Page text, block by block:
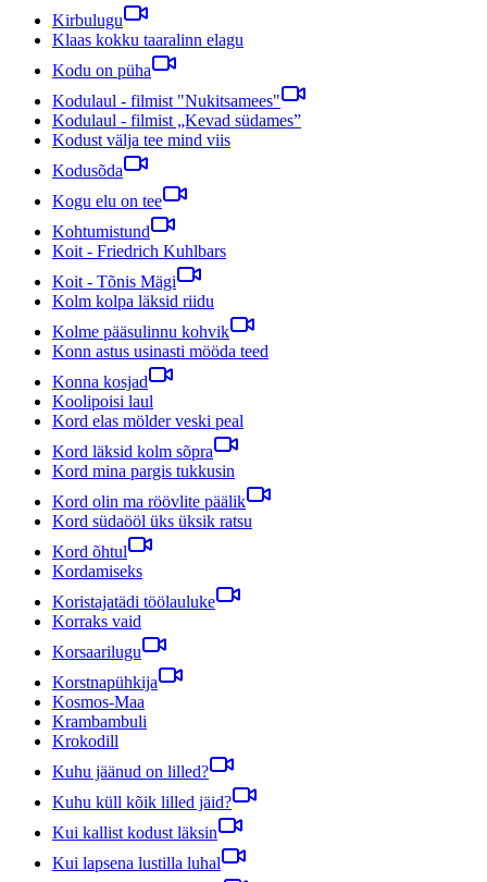
Kirbulugu
Klaas kokku taaralinn elagu
Kodu on püha
Kodulaul - filmist "Nukitsamees"
Kodulaul - filmist „Kevad südames”
Kodust välja tee mind viis
Kodusõda
Kogu elu on tee
Kohtumistund
Koit - Friedrich Kuhlbars
Koit - Tõnis Mägi
Kolm kolpa läksid riidu
Kolme pääsulinnu kohvik
Konn astus usinasti mööda teed
Konna kosjad
Koolipoisi laul
Kord elas mölder veski peal
Kord läksid kolm sõpra
Kord mina pargis tukkusin
Kord olin ma röövlite päälik
Kord südaööl üks üksik ratsu
Kord õhtul
Kordamiseks
Koristajatädi töölauluke
Korraks vaid
Korsaarilugu
Korstnapühkija
Kosmos-Maa
Krambambuli
Krokodill
Kuhu jäänud on lilled?
Kuhu küll kõik lilled jäid?
Kui kallist kodust läksin
Kui lapsena lustilla luhal